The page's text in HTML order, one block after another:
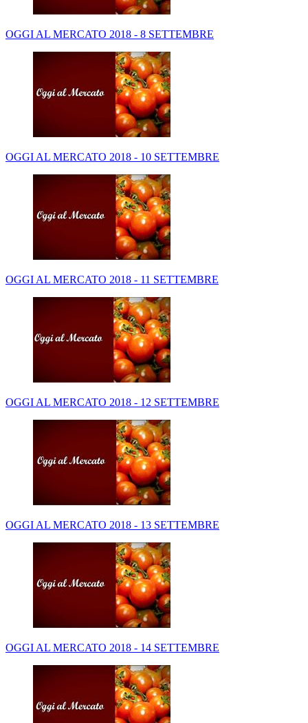
OGGI AL MERCATO 2018 - 8 SETTEMBRE
OGGI AL MERCATO 2018 - 10 SETTEMBRE
OGGI AL MERCATO 2018 - 11 SETTEMBRE
OGGI AL MERCATO 2018 - 12 SETTEMBRE
OGGI AL MERCATO 2018 - 13 SETTEMBRE
OGGI AL MERCATO 2018 - 14 SETTEMBRE